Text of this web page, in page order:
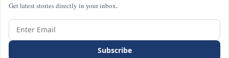
Get latest stories directly in your inbox.
Subscribe